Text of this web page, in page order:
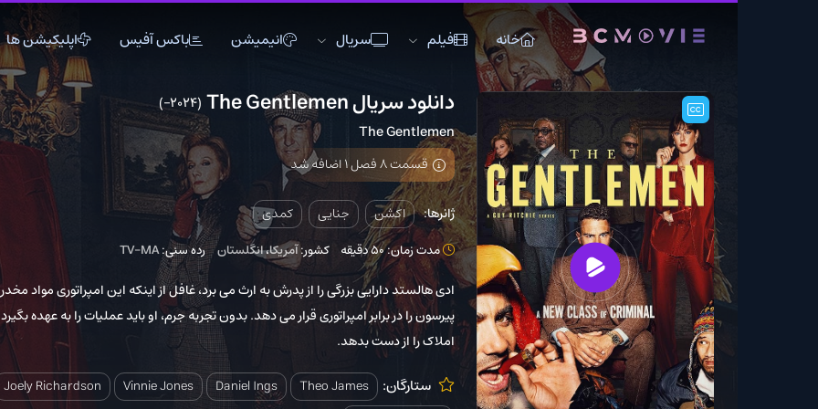
خانه فیلم
اکشن انیمیشن
تاریخی تاک شو
جنگی
دلهره آور
فانتزی کمدی
ماجراجویی
مستند
موزیک
موزیکال
وسترن
سریال
اکشن
تاریخی
جنگی
دلهره آور
فانتزی
ماجراجویی
موزیک
ورزشی
انیمیشن باکس آفیس اپلیکیشن ها
دانلود سریال The Gentlemen (2024–)
The Gentlemen
قسمت 8 فصل 1 اضافه شد
ژانرها: اکشن جنایی کمدی
مدت زمان: 50 دقیقه کشور:آمریکا،انگلستان رده سنی:TV-MA
ادی هالستد دارایی بزرگی را از پدرش به ارث می برد، غافل از اینکه این امپراتوری مواد مخدر
پیرسون را در برابر امپراتوری قرار می دهد. بدون تجربه جرم، او باید عملیات را به عهده بگیرد یا
املاک را از دست بدهد.
ستارگان: Theo James
Daniel Ings
Vinnie Jones
Joely Richardson